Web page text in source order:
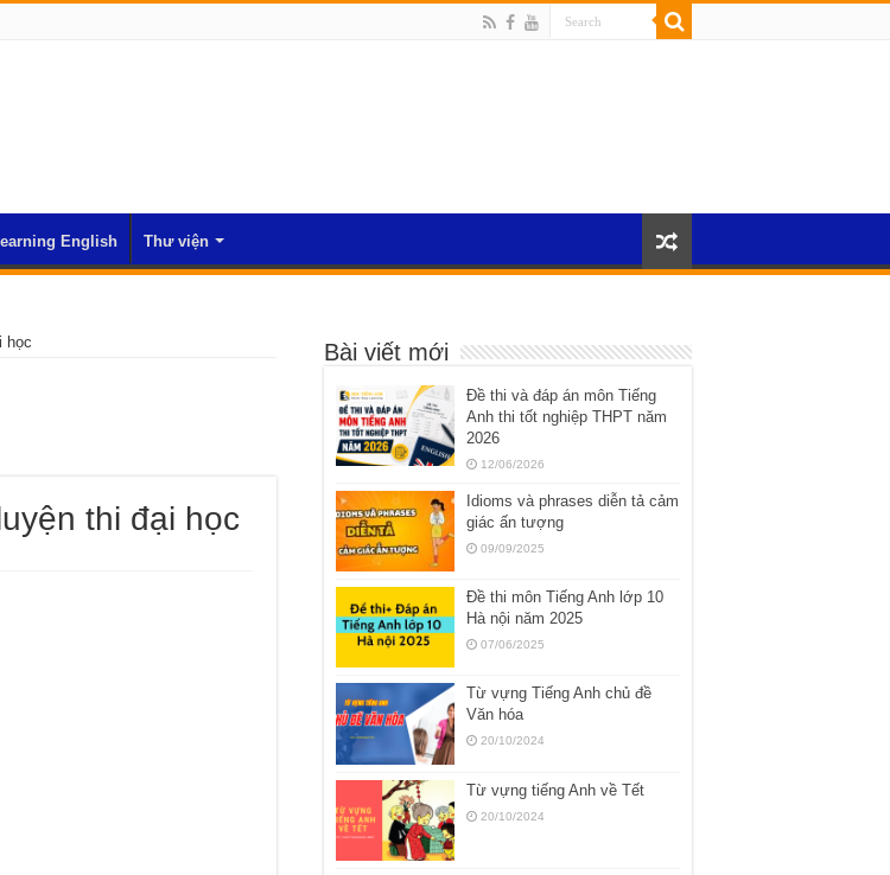
English Thư viện
học
thi đại học
Bài viết mới
Đề thi và đáp án môn Tiếng
Anh thi tốt nghiệp THPT năm
2026
12/06/2026
Idioms và phrases diễn tả cảm
giác ấn tượng
09/09/2025
Đề thi môn Tiếng Anh lớp 10
Hà nội năm 2025
07/06/2025
Từ vựng Tiếng Anh chủ đề
Văn hóa
20/10/2024
Từ vựng tiếng Anh về Tết
20/10/2024